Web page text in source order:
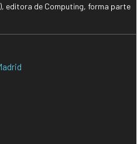
editora de Computing, forma parte